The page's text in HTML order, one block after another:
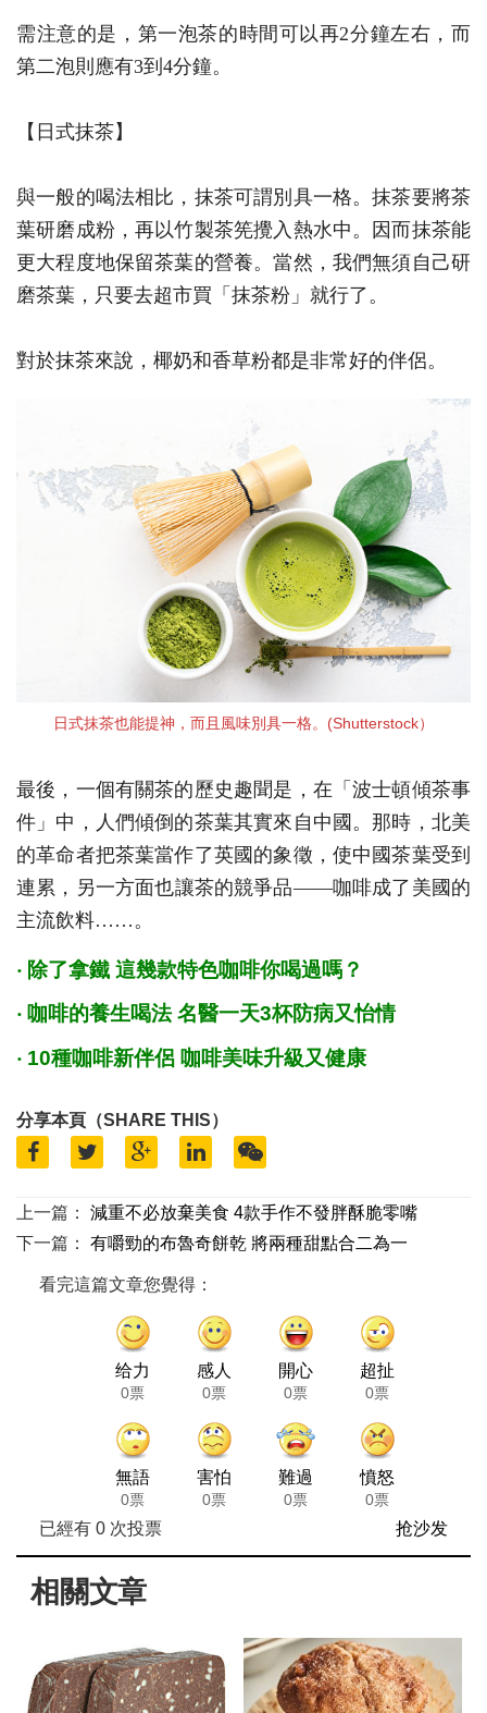
需注意的是，第一泡茶的時間可以再2分鐘左右，而
第二泡則應有3到4分鐘。
【日式抹茶】
與一般的喝法相比，抹茶可謂別具一格。抹茶要將茶
葉研磨成粉，再以竹製茶筅攪入熱水中。因而抹茶能
更大程度地保留茶葉的營養。當然，我們無須自己研
磨茶葉，只要去超市買「抹茶粉」就行了。
對於抹茶來說，椰奶和香草粉都是非常好的伴侶。
日式抹茶也能提神，而且風味別具一格。(Shutterstock）
最後，一個有關茶的歷史趣聞是，在「波士頓傾茶事
件」中，人們傾倒的茶葉其實來自中國。那時，北美
的革命者把茶葉當作了英國的象徵，使中國茶葉受到
連累，另一方面也讓茶的競爭品——咖啡成了美國的
主流飲料……。
‧ 除了拿鐵 這幾款特色咖啡你喝過嗎？
‧ 咖啡的養生喝法 名醫一天3杯防病又怡情
‧ 10種咖啡新伴侶 咖啡美味升級又健康
分享本頁（SHARE THIS）
上一篇：
減重不必放棄美食 4款手作不發胖酥脆零嘴
下一篇：
有嚼勁的布魯奇餅乾 將兩種甜點合二為一
看完這篇文章您覺得：
给力
0票
感人
0票
開心
0票
超扯
0票
無語
0票
害怕
0票
難過
0票
憤怒
0票
已經有 0次投票 抢沙发
相關文章